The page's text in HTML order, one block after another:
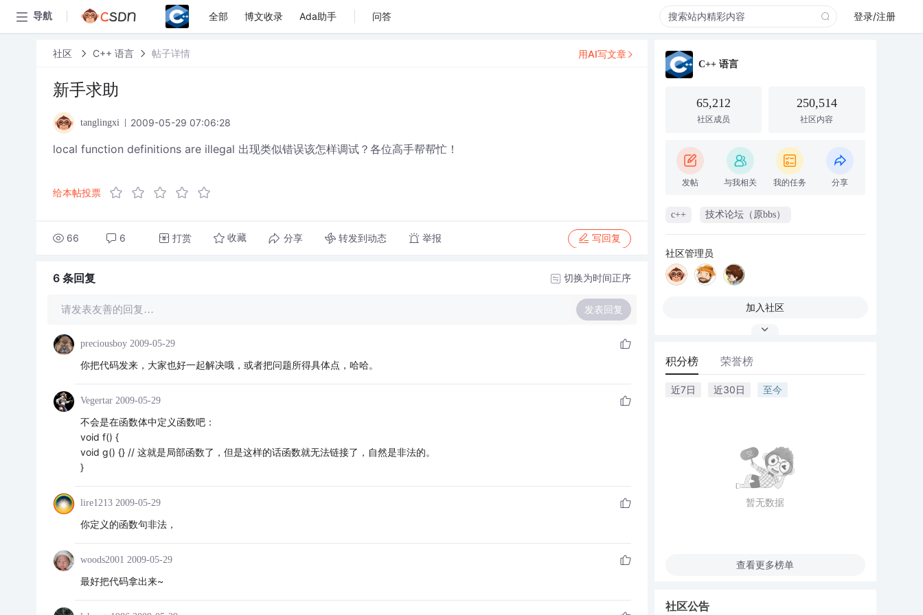
导航 全部 博文收录 Ada助手 问答 登录/注册
社区 C++ 语言 帖子详情
新手求助
tanglingxi 2009-05-29 07:06:28
local function definitions are illegal 出现类似错误该怎样调试？各位高手帮帮忙！
给本帖投票
66 6 打赏 收藏 分享 转发到动态 举报 写回复
用AI写文章
6 条回复 切换为时间正序
请发表友善的回复… 发表回复
preciousboy 2009-05-29
你把代码发来，大家也好一起解决哦，或者把问题所得具体点，哈哈。
Vegertar 2009-05-29
不会是在函数体中定义函数吧：
void f() {
void g() {} // 这就是局部函数了，但是这样的话函数就无法链接了，自然是非法的。
}
lire1213 2009-05-29
你定义的函数句非法，
woods2001 2009-05-29
最好把代码拿出来~
C++ 语言
65,212
社区成员
250,514
社区内容
发帖 与我相关 我的任务 分享
c++ 技术论坛（原bbs）
社区管理员
加入社区
积分榜 荣誉榜
近7日 近30日 至今
暂无数据
查看更多榜单
社区公告